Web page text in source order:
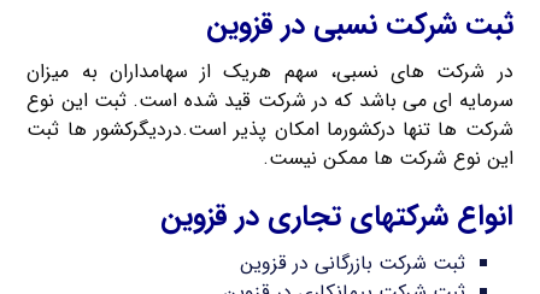
ثبت شرکت نسبی در قزوین
در شرکت های نسبی، سهم هریک از سهامداران به میزان
سرمایه ای می باشد که در شرکت قید شده است. ثبت این نوع
شرکت ها تنها درکشورما امکان پذیر است.دردیگرکشور ها ثبت
این نوع شرکت ها ممکن نیست.
انواع شرکتهای تجاری در قزوین
ثبت شرکت بازرگانی در قزوین